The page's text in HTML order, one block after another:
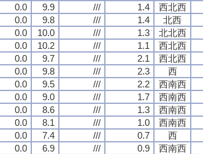
0.0 9.9 /// 1.4 西北西
0.0 9.8 /// 1.4 北西
0.0 10.0 /// 1.3 北北西
0.0 10.2 /// 1.1 西北西
0.0 9.7 /// 2.1 西北西
0.0 9.8 /// 2.3 西
0.0 9.5 /// 2.2 西南西
0.0 9.0 /// 1.7 西南西
0.0 8.6 /// 1.3 西南西
0.0 8.1 /// 1.0 西南西
0.0 7.4 /// 0.7 西
0.0 6.9 /// 0.9 西南西